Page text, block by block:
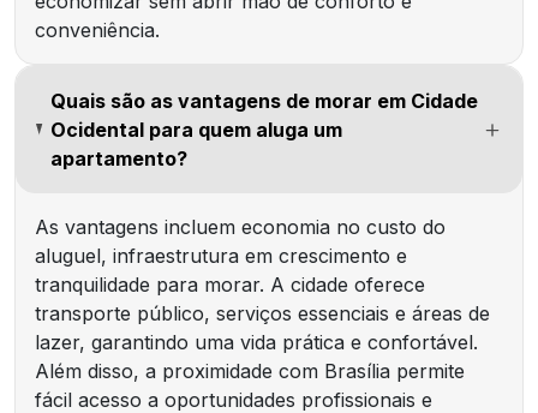
conveniência.
Quais são as vantagens de morar em Cidade
Ocidental para quem aluga um
apartamento?
As vantagens incluem economia no custo do
aluguel, infraestrutura em crescimento e
tranquilidade para morar. A cidade oferece
transporte público, serviços essenciais e áreas de
lazer, garantindo uma vida prática e confortável.
Além disso, a proximidade com Brasília permite
fácil acesso a oportunidades profissionais e